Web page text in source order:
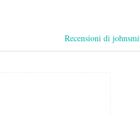
Recensioni di